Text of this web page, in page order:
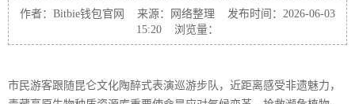
作者：Bitbie钱包官网 来源：网络整理 发布时间：2026-06-03
15:20 浏览量：
市民游客跟随昆仑文化陶醉式表演巡游步队，近距离感受非遗魅力，